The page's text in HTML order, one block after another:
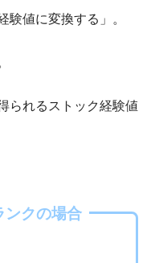
験値に変換する」。
られるストック経験値
ンクの場合